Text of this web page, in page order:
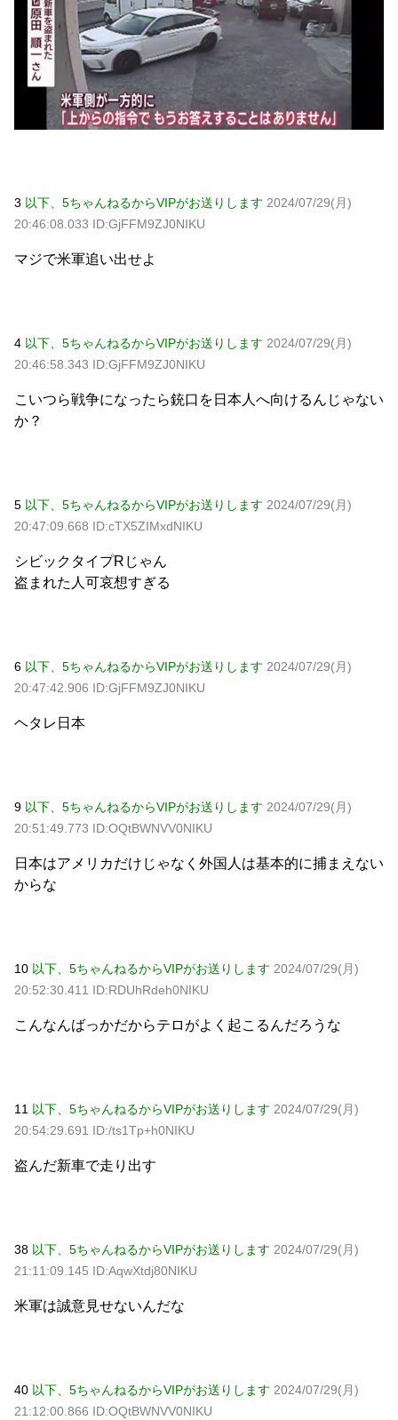
3 以下、5ちゃんねるからVIPがお送りします 2024/07/29(月)
20:46:08.033 ID:GjFFM9ZJ0NIKU
マジで米軍追い出せよ
4 以下、5ちゃんねるからVIPがお送りします 2024/07/29(月)
20:46:58.343 ID:GjFFM9ZJ0NIKU
こいつら戦争になったら銃口を日本人へ向けるんじゃない
か？
5 以下、5ちゃんねるからVIPがお送りします 2024/07/29(月)
20:47:09.668 ID:cTX5ZIMxdNIKU
シビックタイプRじゃん
盗まれた人可哀想すぎる
6 以下、5ちゃんねるからVIPがお送りします 2024/07/29(月)
20:47:42.906 ID:GjFFM9ZJ0NIKU
ヘタレ日本
9 以下、5ちゃんねるからVIPがお送りします 2024/07/29(月)
20:51:49.773 ID:OQtBWNVV0NIKU
日本はアメリカだけじゃなく外国人は基本的に捕まえない
からな
10 以下、5ちゃんねるからVIPがお送りします 2024/07/29(月)
20:52:30.411 ID:RDUhRdeh0NIKU
こんなんばっかだからテロがよく起こるんだろうな
11 以下、5ちゃんねるからVIPがお送りします 2024/07/29(月)
20:54:29.691 ID:/ts1Tp+h0NIKU
盗んだ新車で走り出す
38 以下、5ちゃんねるからVIPがお送りします 2024/07/29(月)
21:11:09.145 ID:AqwXtdj80NIKU
米軍は誠意見せないんだな
40 以下、5ちゃんねるからVIPがお送りします 2024/07/29(月)
21:12:00.866 ID:OQtBWNVV0NIKU